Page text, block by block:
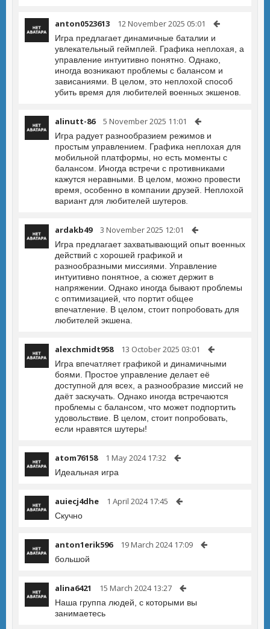
anton0523613 12 November 2025 05:01
Игра предлагает динамичные баталии и
увлекательный геймплей. Графика неплохая, а
управление интуитивно понятно. Однако,
иногда возникают проблемы с балансом и
зависаниями. В целом, это неплохой способ
убить время для любителей военных экшенов.
alinutt-86 5 November 2025 11:01
Игра радует разнообразием режимов и
простым управлением. Графика неплохая для
мобильной платформы, но есть моменты с
балансом. Иногда встречи с противниками
кажутся неравными. В целом, можно провести
время, особенно в компании друзей. Неплохой
вариант для любителей шутеров.
ardakb49 3 November 2025 12:01
Игра предлагает захватывающий опыт военных
действий с хорошей графикой и
разнообразными миссиями. Управление
интуитивно понятное, а сюжет держит в
напряжении. Однако иногда бывают проблемы
с оптимизацией, что портит общее
впечатление. В целом, стоит попробовать для
любителей экшена.
alexchmidt958 13 October 2025 03:01
Игра впечатляет графикой и динамичными
боями. Простое управление делает её
доступной для всех, а разнообразие миссий не
даёт заскучать. Однако иногда встречаются
проблемы с балансом, что может подпортить
удовольствие. В целом, стоит попробовать,
если нравятся шутеры!
atom76158 1 May 2024 17:32
Идеальная игра
auiecj4dhe 1 April 2024 17:45
Скучно
anton1erik596 19 March 2024 17:09
большой
alina6421 15 March 2024 13:27
Наша группа людей, с которыми вы
занимаетесь